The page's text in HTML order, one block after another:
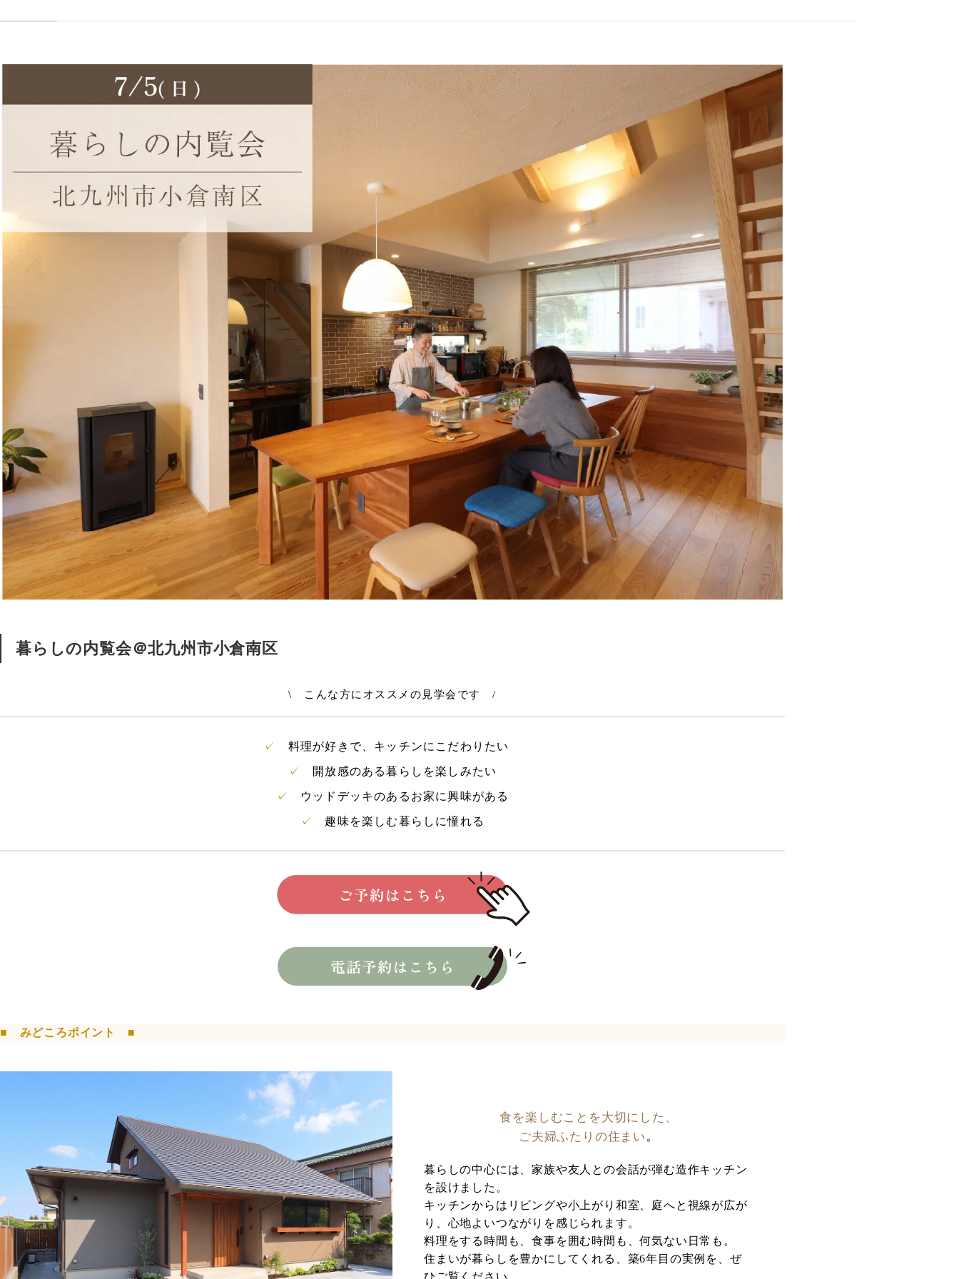
暮らしの内覧会＠北九州市小倉南区
\ こんな方にオススメの見学会です /
✓ 料理が好きで、キッチンにこだわりたい
✓ 開放感のある暮らしを楽しみたい
✓ ウッドデッキのあるお家に興味がある
✓ 趣味を楽しむ暮らしに憧れる
■ みどころポイント ■
食を楽しむことを大切にした、
ご夫婦ふたりの住まい。
暮らしの中心には、家族や友人との会話が弾む造作キッチン
を設けました。
キッチンからはリビングや小上がり和室、庭へと視線が広が
り、心地よいつながりを感じられます。
料理をする時間も、食事を囲む時間も、何気ない日常も。
住まいが暮らしを豊かにしてくれる、築6年目の実例を、ぜ
ひご覧ください。